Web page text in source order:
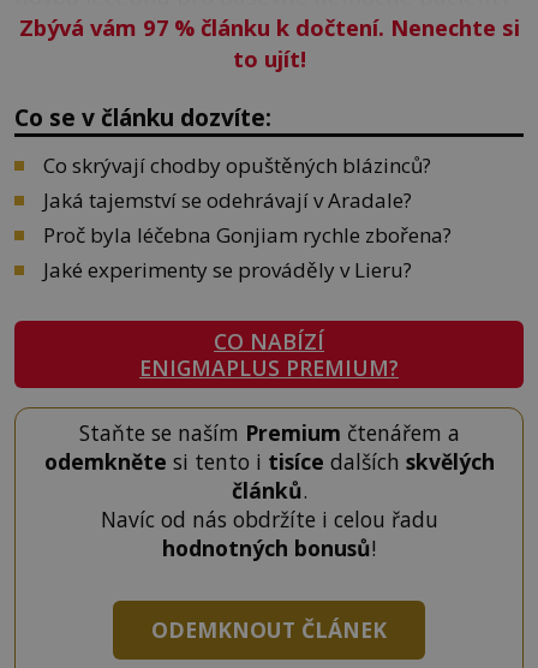
Zbývá vám 97 %článku k dočtení. Nenechte si
to ujít!
Co se v článku dozvíte:
Co skrývají chodby opuštěných blázinců?
Jaká tajemství se odehrávají v Aradale?
Proč byla léčebna Gonjiam rychle zbořena?
Jaké experimenty se prováděly v Lieru?
CO NABÍZÍ
ENIGMAPLUS PREMIUM?
Staňte se naším Premium čtenářem a
odemkněte si tento i tisíce dalších skvělých
článků.
Navíc od nás obdržíte i celou řadu
hodnotných bonusů!
ODEMKNOUT ČLÁNEK